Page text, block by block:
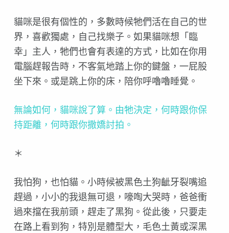
貓咪是很有個性的，多數時候牠們活在自己的世
界，喜歡獨處，自己找樂子。如果貓咪想「臨
幸」主人，牠們也會有表達的方式，比如在你用
電腦趕報告時，不客氣地踏上你的鍵盤，一屁股
坐下來。或是跳上你的床，陪你呼嚕嚕睡覺。
無論如何，貓咪說了算。由牠決定，何時跟你保
持距離，何時跟你撒嬌討拍。
＊
我怕狗，也怕貓。小時候被黑色土狗齜牙裂嘴追
趕過，小小的我退無可退，嚎啕大哭時，爸爸衝
過來擋在我前頭，趕走了黑狗。從此後，只要走
在路上看到狗，特別是體型大，毛色土黃或深黑